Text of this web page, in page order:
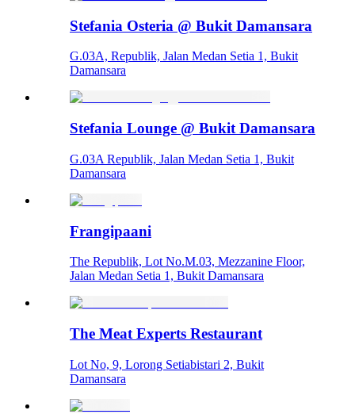
Stefania Osteria @ Bukit Damansara
G.03A, Republik, Jalan Medan Setia 1, Bukit
Damansara
Stefania Lounge @ Bukit Damansara
G.03A Republik, Jalan Medan Setia 1, Bukit
Damansara
Frangipaani
The Republik, Lot No.M.03, Mezzanine Floor,
Jalan Medan Setia 1, Bukit Damansara
The Meat Experts Restaurant
Lot No, 9, Lorong Setiabistari 2, Bukit
Damansara